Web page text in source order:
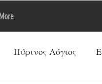
More
Πύρινος Λόγιος